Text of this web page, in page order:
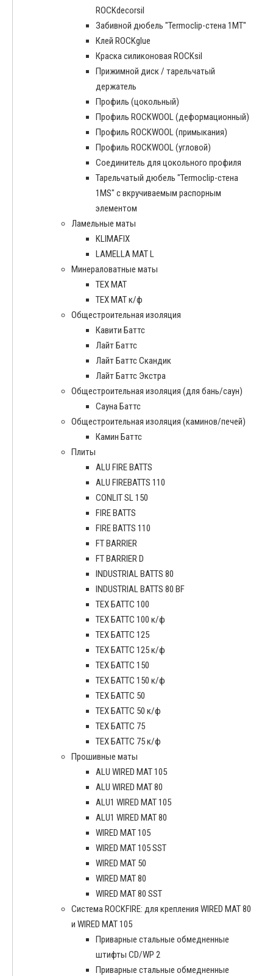
ROCKdecorsil
Забивной дюбель "Termoclip-стена 1MT"
Клей ROCKglue
Краска силиконовая ROCKsil
Прижимной диск / тарельчатый
держатель
Профиль (цокольный)
Профиль ROCKWOOL (деформационный)
Профиль ROCKWOOL (примыкания)
Профиль ROCKWOOL (угловой)
Соединитель для цокольного профиля
Тарельчатый дюбель "Termoclip-стена
1MS" с вкручиваемым распорным
элементом
Ламельные маты
KLIMAFIX
LAMELLA MAT L
Минераловатные маты
ТЕХ МАТ
ТЕХ МАТ к/ф
Общестроительная изоляция
Кавити Баттс
Лайт Баттс
Лайт Баттс Скандик
Лайт Баттс Экстра
Общестроительная изоляция (для бань/саун)
Сауна Баттс
Общестроительная изоляция (каминов/печей)
Камин Баттс
Плиты
ALU FIRE BATTS
ALU FIREBATTS 110
CONLIT SL 150
FIRE BATTS
FIRE BATTS 110
FT BARRIER
FT BARRIER D
INDUSTRIAL BATTS 80
INDUSTRIAL BATTS 80 BF
ТЕХ БАТТС 100
ТЕХ БАТТС 100 к/ф
ТЕХ БАТТС 125
ТЕХ БАТТС 125 к/ф
ТЕХ БАТТС 150
ТЕХ БАТТС 150 к/ф
ТЕХ БАТТС 50
ТЕХ БАТТС 50 к/ф
ТЕХ БАТТС 75
ТЕХ БАТТС 75 к/ф
Прошивные маты
ALU WIRED MAT 105
ALU WIRED MAT 80
ALU1 WIRED MAT 105
ALU1 WIRED MAT 80
WIRED MAT 105
WIRED MAT 105 SST
WIRED MAT 50
WIRED MAT 80
WIRED MAT 80 SST
Система ROCKFIRE: для крепления WIRED MAT 80
и WIRED MAT 105
Приварные стальные обмедненные
штифты CD/WP 2
Приварные стальные обмедненные